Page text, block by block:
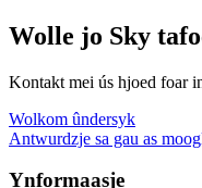
Wolle jo Sky
Kontakt mei ús hjoed foar
Wolkom ûndersyk
Antwurdzje sa gau as
Ynformaasje